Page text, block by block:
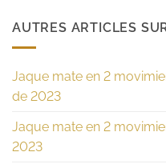
AUTRES ARTICLES
Jaque mate en 2
de 2023
Jaque mate en 2
2023